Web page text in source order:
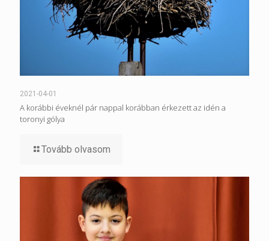
2021-04-01
A korábbi éveknél pár nappal korábban érkezett az idén a
toronyi gólya
Tovább olvasom